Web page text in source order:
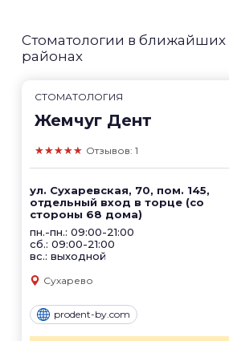
Стоматологии в ближайших
районах
СТОМАТОЛОГИЯ
Жемчуг Дент
★★★★★ Отзывов: 1
ул. Сухаревская, 70, пом. 145,
отдельный вход в торце (со
стороны 68 дома)
пн.-пн.: 09:00-21:00
сб.: 09:00-21:00
вс.: выходной
Сухарево
prodent-by.com